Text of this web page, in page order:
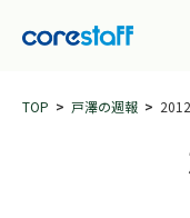
TOP 戸澤の週報